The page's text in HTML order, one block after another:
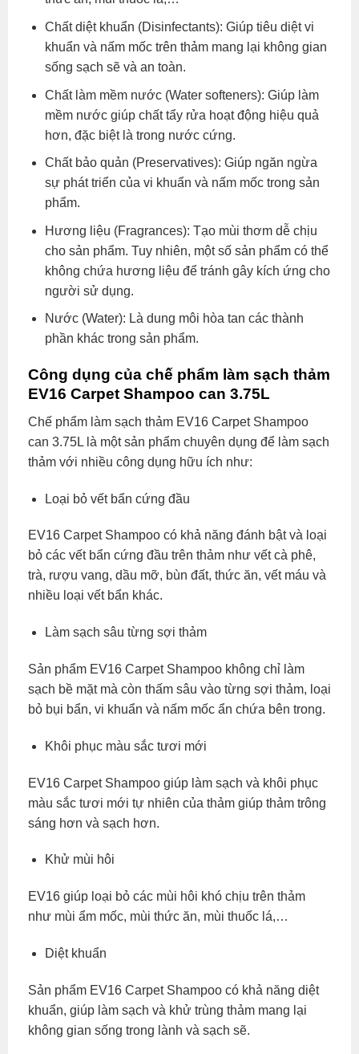
Chất diệt khuẩn (Disinfectants): Giúp tiêu diệt vi
khuẩn và nấm mốc trên thảm mang lại không gian
sống sạch sẽ và an toàn.
Chất làm mềm nước (Water softeners): Giúp làm
mềm nước giúp chất tẩy rửa hoạt động hiệu quả
hơn, đặc biệt là trong nước cứng.
Chất bảo quản (Preservatives): Giúp ngăn ngừa
sự phát triển của vi khuẩn và nấm mốc trong sản
phẩm.
Hương liệu (Fragrances): Tạo mùi thơm dễ chịu
cho sản phẩm. Tuy nhiên, một số sản phẩm có thể
không chứa hương liệu để tránh gây kích ứng cho
người sử dụng.
Nước (Water): Là dung môi hòa tan các thành
phần khác trong sản phẩm.
Công dụng của chế phẩm làm sạch thảm
EV16 Carpet Shampoo can 3.75L
Chế phẩm làm sạch thảm EV16 Carpet Shampoo
can 3.75L là một sản phẩm chuyên dụng để làm sạch
thảm với nhiều công dụng hữu ích như:
Loại bỏ vết bẩn cứng đầu
EV16 Carpet Shampoo có khả năng đánh bật và loại
bỏ các vết bẩn cứng đầu trên thảm như vết cà phê,
trà, rượu vang, dầu mỡ, bùn đất, thức ăn, vết máu và
nhiều loại vết bẩn khác.
Làm sạch sâu từng sợi thảm
Sản phẩm EV16 Carpet Shampoo không chỉ làm
sạch bề mặt mà còn thấm sâu vào từng sợi thảm, loại
bỏ bụi bẩn, vi khuẩn và nấm mốc ẩn chứa bên trong.
Khôi phục màu sắc tươi mới
EV16 Carpet Shampoo giúp làm sạch và khôi phục
màu sắc tươi mới tự nhiên của thảm giúp thảm trông
sáng hơn và sạch hơn.
Khử mùi hôi
EV16 giúp loại bỏ các mùi hôi khó chịu trên thảm
như mùi ẩm mốc, mùi thức ăn, mùi thuốc lá,…
Diệt khuẩn
Sản phẩm EV16 Carpet Shampoo có khả năng diệt
khuẩn, giúp làm sạch và khử trùng thảm mang lại
không gian sống trong lành và sạch sẽ.